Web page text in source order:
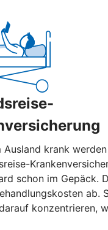
Ausland krank
schon im Gepäck.
ab.
konzentrieren,